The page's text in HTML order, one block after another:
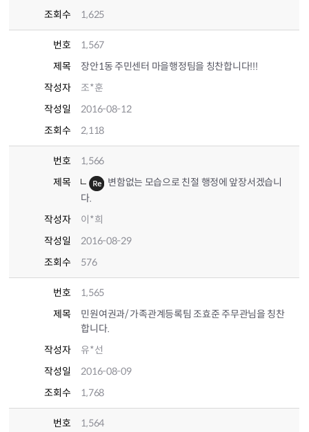
조회수
1,625
번호
1,567
제목
장안1동 주민센터 마을행정팀을 칭찬합니다!!!
작성자
조*훈
작성일
2016-08-12
조회수
2,118
번호
1,566
제목
다.
작성자
이*희
작성일
2016-08-29
조회수
576
번호
1,565
제목
민원여권과/ 가족관계등록팀 조효준 주무관님을 칭찬
합니다.
작성자
유*선
작성일
2016-08-09
조회수
1,768
번호
1,564